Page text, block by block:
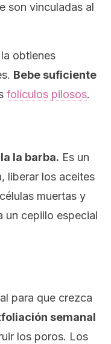
son vinculadas al
obtienes
Bebe suficiente
folículos pilosos.
la barba. Es un
liberar los aceites
muertas y
un cepillo especial
para que crezca
semanal
los poros. Los